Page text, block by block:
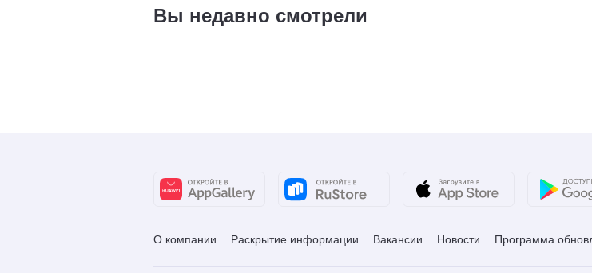
Вы недавно смотрели
О компании Раскрытие информации Вакансии Новости Программа